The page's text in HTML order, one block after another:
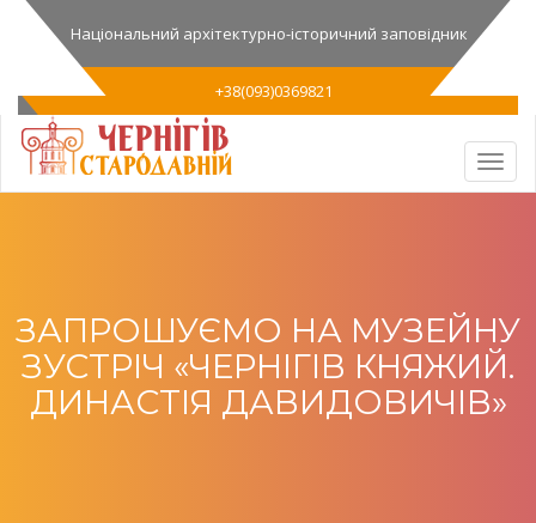
Національний архітектурно-історичний заповідник
+38(093)0369821
ЗАПРОШУЄМО НА МУЗЕЙНУ
ЗУСТРІЧ «ЧЕРНІГІВ КНЯЖИЙ.
ДИНАСТІЯ ДАВИДОВИЧІВ»